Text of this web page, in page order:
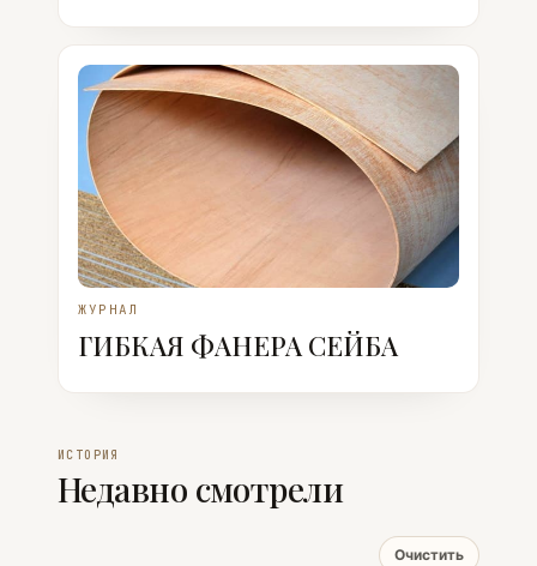
ЖУРНАЛ
ГИБКАЯ ФАНЕРА СЕЙБА
ИСТОРИЯ
Недавно смотрели
Очистить